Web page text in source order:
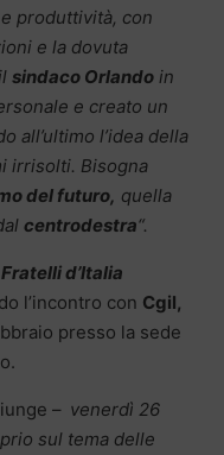
produttività, con
e la dovuta
sindaco Orlando in
e creato un
all’ultimo l’idea della
irrisolti. Bisogna
del futuro, quella
centrodestra“.
Fratelli d’Italia
l’incontro con Cgil,
presso la sede
– venerdì 26
sul tema delle